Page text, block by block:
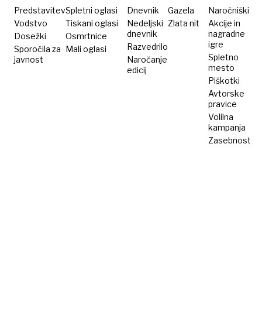
Predstavitev
Vodstvo
Dosežki
Sporočila za
javnost
Spletni oglasi
Tiskani oglasi
Osmrtnice
Mali oglasi
Dnevnik
Nedeljski
dnevnik
Razvedrilo
Naročanje
edicij
Gazela
Zlata nit
Naročniški
Akcije in
nagradne
igre
Spletno
mesto
Piškotki
Avtorske
pravice
Volilna
kampanja
Zasebnost